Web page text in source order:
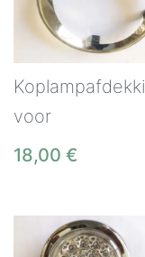
voor
18,00 €